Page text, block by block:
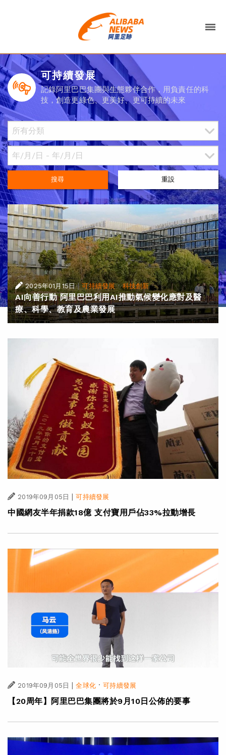
可持續發展
記錄阿里巴巴集團與生態夥伴合作，用負責任的科
技，創造更綠色、更美好、更可持續的未來
搜尋 重設
2025年01月15日 |可持續發展·科技創新
AI向善行動 阿里巴巴利用AI推動氣候變化應對及醫
療、科學、教育及農業發展
2019年09月05日 | 可持續發展
中國網友半年捐款18億 支付寶用戶佔33%拉動增長
2019年09月05日 | 全球化·可持續發展
【20周年】阿里巴巴集團將於9月10日公佈的要事